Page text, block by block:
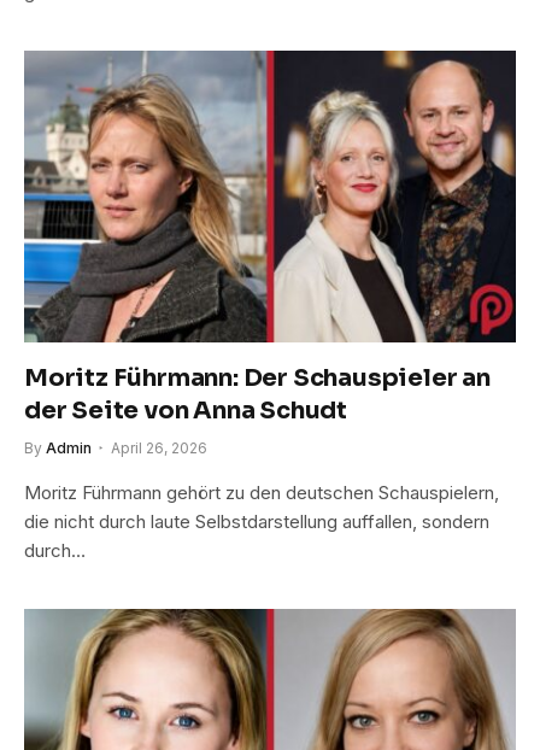
Moritz Führmann: Der Schauspieler an
der Seite von Anna Schudt
By Admin April 26, 2026
Moritz Führmann gehört zu den deutschen Schauspielern,
die nicht durch laute Selbstdarstellung auffallen, sondern
durch…